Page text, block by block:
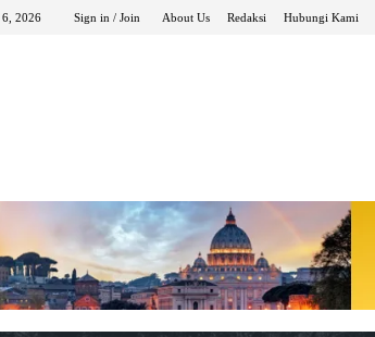
6, 2026 Sign in / Join About Us Redaksi Hubungi Kami